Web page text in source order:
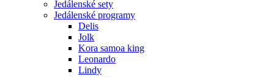
Jedálenské sety
Jedálenské programy
Delis
Jolk
Kora samoa king
Leonardo
Lindy